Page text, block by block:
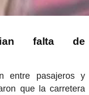
falta de
entre pasajeros y
que la carretera